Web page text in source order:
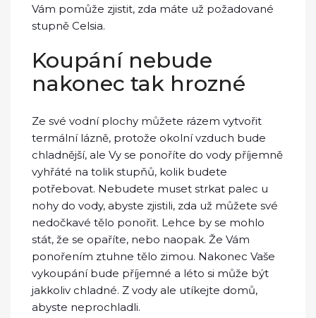
Vám pomůže zjistit, zda máte už požadované
stupně Celsia.
Koupání nebude
nakonec tak hrozné
Ze své vodní plochy můžete rázem vytvořit
termální lázně, protože okolní vzduch bude
chladnější, ale Vy se ponoříte do vody příjemně
vyhřáté na tolik stupňů, kolik budete
potřebovat. Nebudete muset strkat palec u
nohy do vody, abyste zjistili, zda už můžete své
nedočkavé tělo ponořit. Lehce by se mohlo
stát, že se opaříte, nebo naopak. Že Vám
ponořením ztuhne tělo zimou. Nakonec Vaše
vykoupání bude příjemné a léto si může být
jakkoliv chladné. Z vody ale utíkejte domů,
abyste neprochladli.